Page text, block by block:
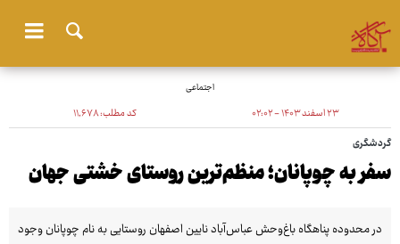
اجتماعی
۲۳ اسفند ۱۴۰۳ - ۰۲:۰۲ کد مطلب:۱۱٬۶۷۸
گردشگری
سفر به چوپانان؛ منظم‌ترین روستای خشتی جهان
در محدوده پناهگاه باغ‌وحش عباس‌آباد نایین اصفهان روستایی به نام چوپانان وجود